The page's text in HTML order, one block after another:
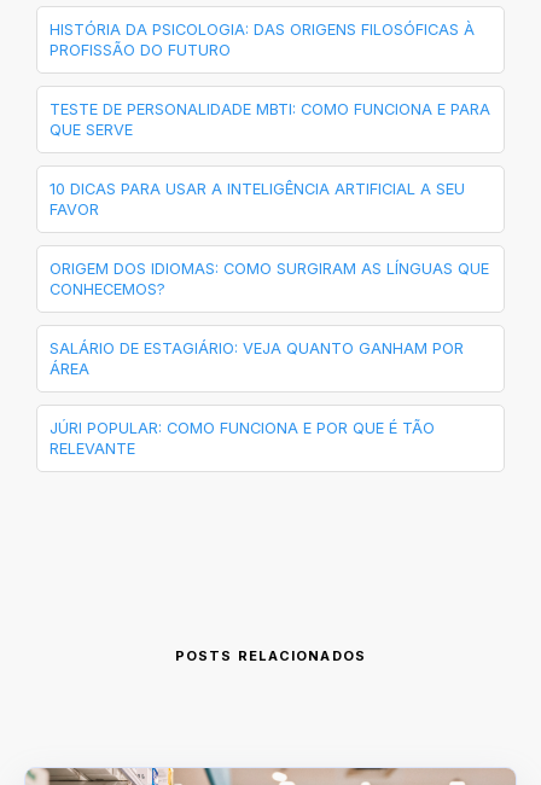
HISTÓRIA DA PSICOLOGIA: DAS ORIGENS FILOSÓFICAS À
PROFISSÃO DO FUTURO
TESTE DE PERSONALIDADE MBTI: COMO FUNCIONA E PARA
QUE SERVE
10 DICAS PARA USAR A INTELIGÊNCIA ARTIFICIAL A SEU
FAVOR
ORIGEM DOS IDIOMAS: COMO SURGIRAM AS LÍNGUAS QUE
CONHECEMOS?
SALÁRIO DE ESTAGIÁRIO: VEJA QUANTO GANHAM POR
ÁREA
JÚRI POPULAR: COMO FUNCIONA E POR QUE É TÃO
RELEVANTE
POSTS RELACIONADOS